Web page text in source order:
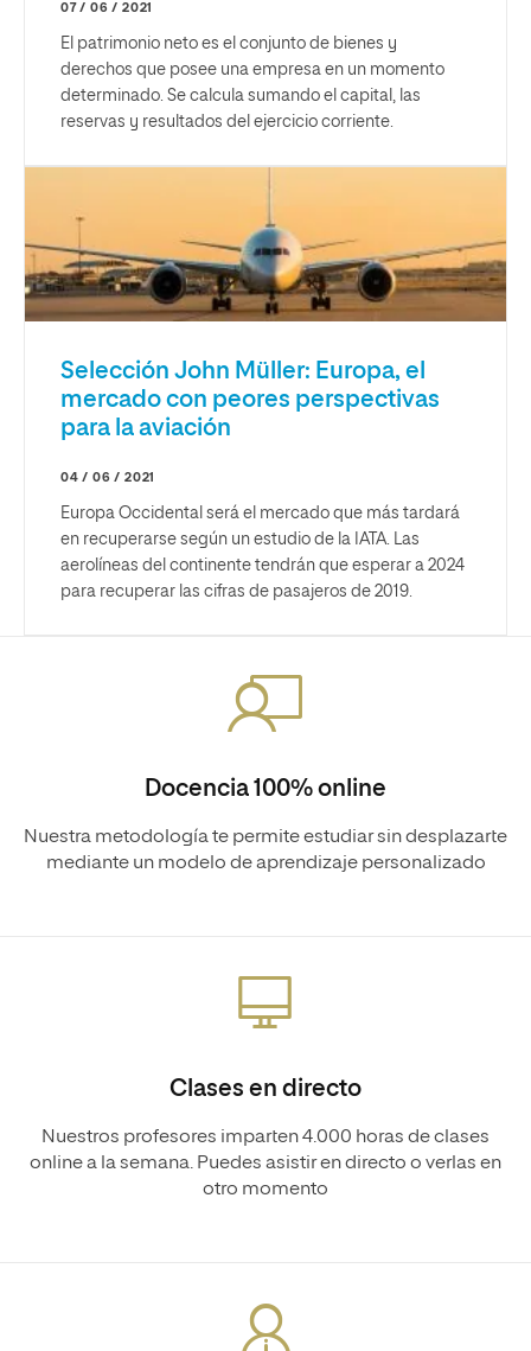
07 / 06 / 2021
El patrimonio neto es el conjunto de bienes y
derechos que posee una empresa en un momento
determinado. Se calcula sumando el capital, las
reservas y resultados del ejercicio corriente.
Selección John Müller: Europa, el
mercado con peores perspectivas
para la aviación
04 / 06 / 2021
Europa Occidental será el mercado que más tardará
en recuperarse según un estudio de la IATA. Las
aerolíneas del continente tendrán que esperar a 2024
para recuperar las cifras de pasajeros de 2019.
Docencia 100% online
Nuestra metodología te permite estudiar sin desplazarte
mediante un modelo de aprendizaje personalizado
Clases en directo
Nuestros profesores imparten 4.000 horas de clases
online a la semana. Puedes asistir en directo o verlas en
otro momento